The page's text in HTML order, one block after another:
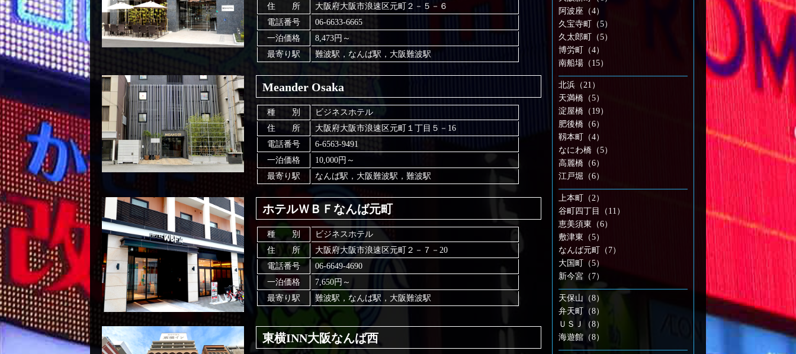
住 所
大阪府大阪市浪速区元町２－５－６
電話番号
06-6633-6665
一泊価格
8,473円～
最寄り駅
難波駅，なんば駅，大阪難波駅
Meander Osaka
種 別
ビジネスホテル
住 所
大阪府大阪市浪速区元町１丁目５－16
電話番号
6-6563-9491
一泊価格
10,000円～
最寄り駅
なんば駅，大阪難波駅，難波駅
ホテルＷＢＦなんば元町
種 別
ビジネスホテル
住 所
大阪府大阪市浪速区元町２－７－20
電話番号
06-6649-4690
一泊価格
7,650円～
最寄り駅
難波駅，なんば駅，大阪難波駅
東横INN大阪なんば西
阿波座（4）
久宝寺町（5）
久太郎町（5）
博労町（4）
南船場（15）
北浜（21）
天満橋（5）
淀屋橋（19）
肥後橋（6）
靱本町（4）
なにわ橋（5）
高麗橋（6）
江戸堀（6）
上本町（2）
谷町四丁目（11）
恵美須東（6）
敷津東（5）
なんば元町（7）
大国町（5）
新今宮（7）
天保山（8）
弁天町（8）
ＵＳＪ（8）
海遊館（8）